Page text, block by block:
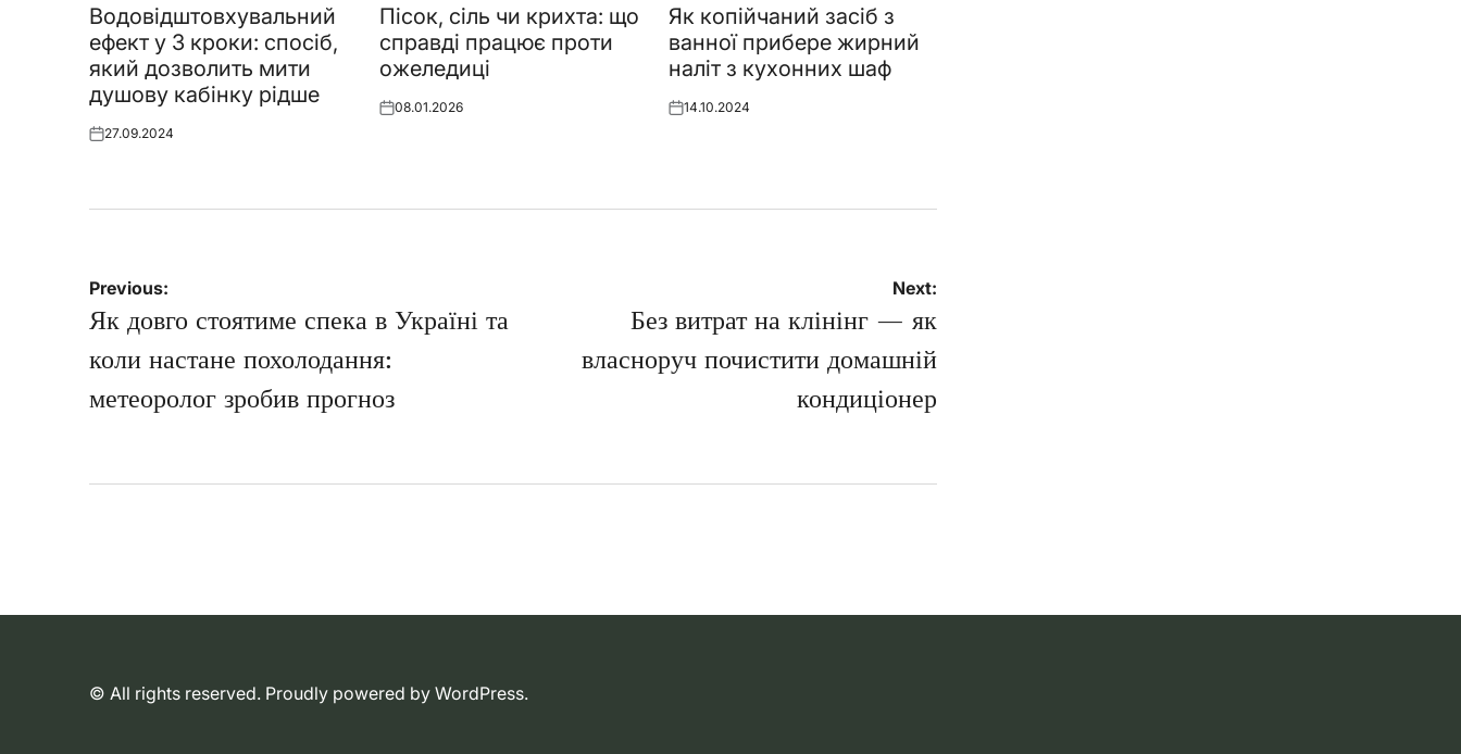
in
Водовідштовхувальний
ефект у 3 кроки: спосіб,
який дозволить мити
душову кабінку рідше
Posted
27.09.2024
in
Пісок, сіль чи крихта: що
справді працює проти
ожеледиці
Posted
08.01.2026
in
Як копійчаний засіб з
ванної прибере жирний
наліт з кухонних шаф
Posted
14.10.2024
Навігація
записів
Previous:
Як довго стоятиме спека в Україні та
коли настане похолодання:
метеоролог зробив прогноз
Next:
Без витрат на клінінг — як
власноруч почистити домашній
кондиціонер
© All rights reserved. Proudly powered by WordPress.